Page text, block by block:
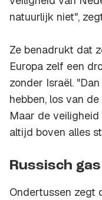
natuurlijk niet",
Ze benadrukt dat
Europa zelf een
zonder Israël.
hebben, los van
Maar de
altijd boven alles
Russisch gas
Ondertussen zegt